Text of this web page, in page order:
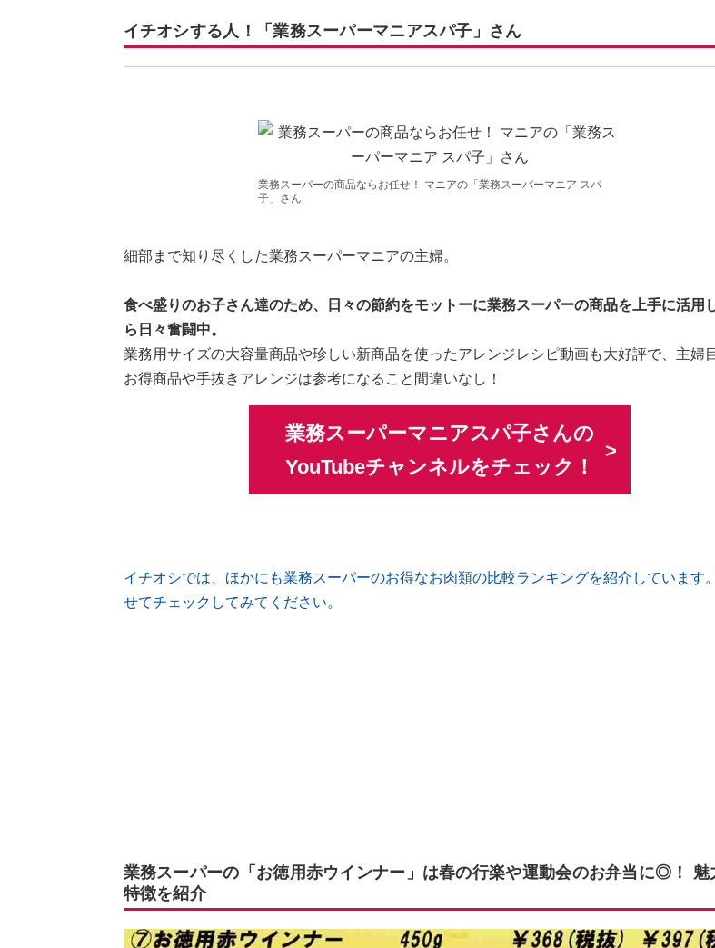
イチオシする人！「業務スーパーマニアスパ子」さん
業務スーパーの商品ならお任せ！ マニアの「業務スーパーマニア スパ
子」さん
細部まで知り尽くした業務スーパーマニアの主婦。
食べ盛りのお子さん達のため、日々の節約をモットーに業務スーパーの商品を上手に活用
ら日々奮闘中。
業務用サイズの大容量商品や珍しい新商品を使ったアレンジレシピ動画も大好評で、主婦
お得商品や手抜きアレンジは参考になること間違いなし！
業務スーパーマニアスパ子さんの
YouTubeチャンネルをチェック！
イチオシでは、ほかにも業務スーパーのお得なお肉類の比較ランキングを紹介しています
せてチェックしてみてください。
業務スーパーの「お徳用赤ウインナー」は春の行楽や運動会のお弁当に◎！ 魅
特徴を紹介